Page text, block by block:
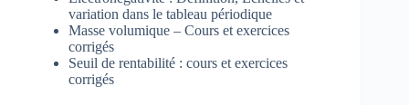
variation dans le tableau périodique
Masse volumique – Cours et exercices
corrigés
Seuil de rentabilité : cours et exercices
corrigés